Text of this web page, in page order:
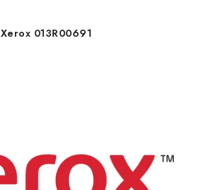
Xerox 013R00691